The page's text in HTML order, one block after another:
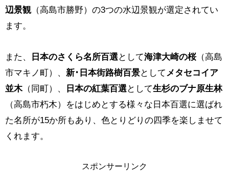
辺景観（高島市勝野）の3つの水辺景観が選定されてい
ます。
また、 日本のさくら名所百選として海津大崎の桜（高島
市マキノ町）、 新･日本街路樹百景としてメタセコイア
並木（同町）、 日本の紅葉百選として生杉のブナ原生林
（高島市朽木）をはじめとする様々な日本百選に選ばれ
た名所が15か所もあり、色とりどりの四季を楽しませて
くれます。
スポンサーリンク